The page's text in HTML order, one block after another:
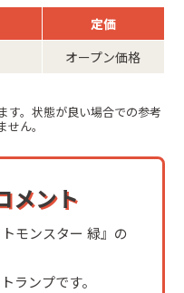
定価
オープン価格
す。状態が良い場合での参考
ん。
メント
モンスター 緑』の
ランプです。